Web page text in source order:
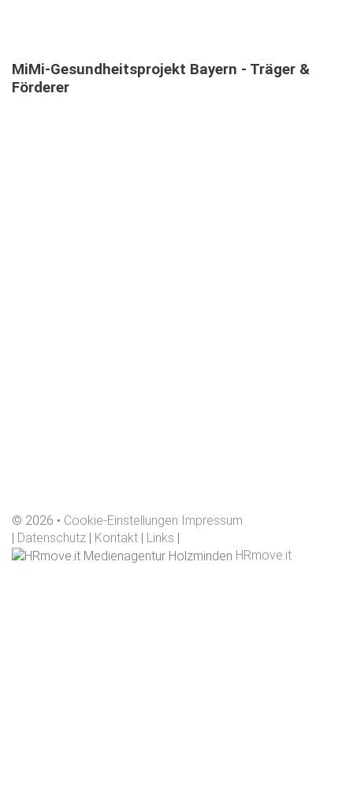
MiMi-Gesundheitsprojekt Bayern - Träger &
Förderer
© 2026 Cookie-Einstellungen Impressum
| Datenschutz | Kontakt | Links |
HRmove.it